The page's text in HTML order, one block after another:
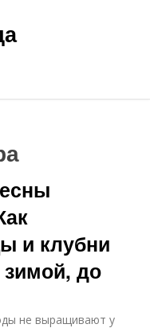
и клубни
до
не выращивают у